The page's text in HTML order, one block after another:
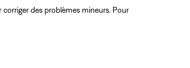
des problèmes mineurs. Pour